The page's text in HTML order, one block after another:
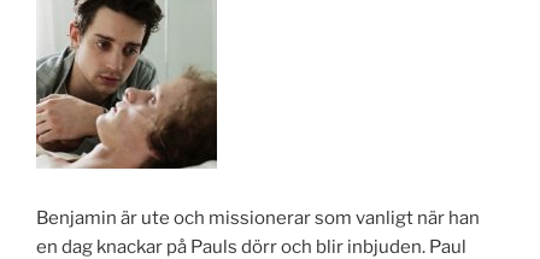
Benjamin är ute och missionerar som vanligt när han
en dag knackar på Pauls dörr och blir inbjuden. Paul